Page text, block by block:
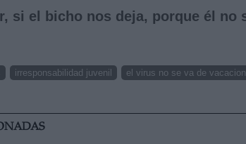
si el bicho nos deja, porque él no
irresponsabilidad juvenil
el virus no se va de